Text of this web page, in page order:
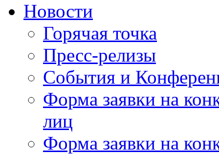
Новости
Горячая точка
Пресс-релизы
События и
Форма заявки на
лиц
Форма заявки на